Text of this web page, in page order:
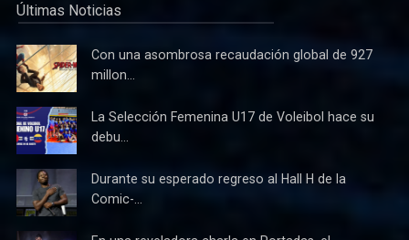
Últimas Noticias
Con una asombrosa recaudación global de 927
millon...
La Selección Femenina U17 de Voleibol hace su
debu...
Durante su esperado regreso al Hall H de la
Comic-...